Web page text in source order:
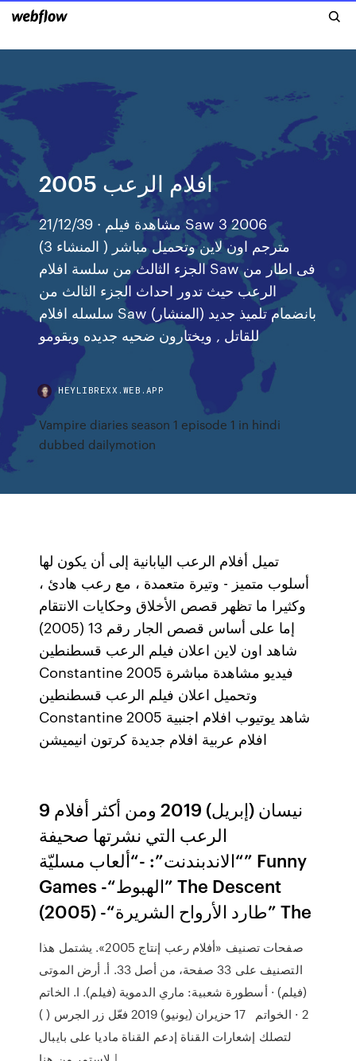
افلام الرعب 2005
21/12/39 · مشاهدة فيلم Saw 3 2006
(المنشاء 3 ) مترجم اون لاين وتحميل مباشر
الجزء الثالث من سلسة افلام Saw فى اطار من
الرعب حيث تدور احداث الجزء الثالث من
سلسله افلام Saw (المنشار) بانضمام تلميذ جديد
للقاتل , ويختارون ضحيه جديده ويقومو
HEYLIBREXX.WEB.APP
Vampire diaries season 1 episode 1 in hindi
dubbed dailymotion
تميل أفلام الرعب اليابانية إلى أن يكون لها
أسلوب متميز - وتيرة متعمدة ، مع رعب هادئ ،
وكثيرا ما تظهر قصص الأخلاق وحكايات الانتقام
إما على أساس قصص الجار رقم 13 (2005)
شاهد اون لاين اعلان فيلم الرعب قسطنطين
Constantine 2005 فيديو مشاهدة مباشرة
وتحميل اعلان فيلم الرعب قسطنطين
Constantine 2005 شاهد يوتيوب افلام اجنبية
افلام عربية افلام جديدة كرتون انيميشن
9 نيسان (إبريل) 2019 ومن أكثر أفلام
الرعب التي نشرتها صحيفة
“الاندبندنت”: -“ألعاب مسليّة” Funny
Games -“الهبوط” The Descent
(2005) -“طارد الأرواح الشريرة” The
صفحات تصنيف «أفلام رعب إنتاج 2005». يشتمل هذا
التصنيف على 33 صفحة، من أصل 33. أ. أرض الموتى
(فيلم) · أسطورة شعبية: ماري الدموية (فيلم). ا. الخاتم
2 · الخواتم 17 حزيران (يونيو) 2019 فعّل زر الجرس ( )
لتصلك إشعارات القناة إدعم القناة ماديا على بايبال